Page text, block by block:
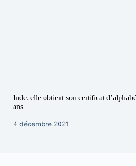
Inde: elle obtient son certificat
ans
4 décembre 2021